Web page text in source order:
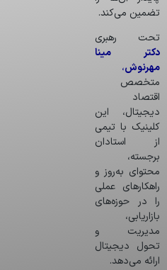
تضمین می‌کند.
تحت رهبری
دکتر مینا
مهرنوش،
متخصص
اقتصاد
دیجیتال، این
کلینیک با تیمی
از استادان
برجسته،
محتوای به‌روز و
راهکارهای عملی
را در حوزه‌های
بازاریابی،
مدیریت و
تحول دیجیتال
ارائه می‌دهد.